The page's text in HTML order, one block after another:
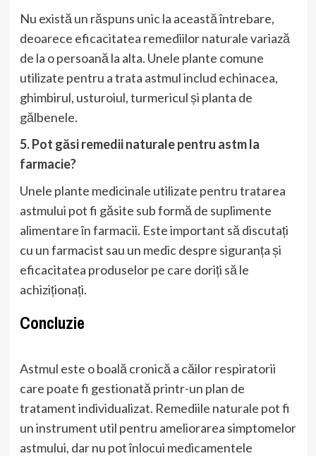
Nu există un răspuns unic la această întrebare,
deoarece eficacitatea remediilor naturale variază
de la o persoană la alta. Unele plante comune
utilizate pentru a trata astmul includ echinacea,
ghimbirul, usturoiul, turmericul și planta de
gălbenele.
5. Pot găsi remedii naturale pentru astm la
farmacie?
Unele plante medicinale utilizate pentru tratarea
astmului pot fi găsite sub formă de suplimente
alimentare în farmacii. Este important să discutați
cu un farmacist sau un medic despre siguranța și
eficacitatea produselor pe care doriți să le
achiziționați.
Concluzie
Astmul este o boală cronică a căilor respiratorii
care poate fi gestionată printr-un plan de
tratament individualizat. Remediile naturale pot fi
un instrument util pentru ameliorarea simptomelor
astmului, dar nu pot înlocui medicamentele